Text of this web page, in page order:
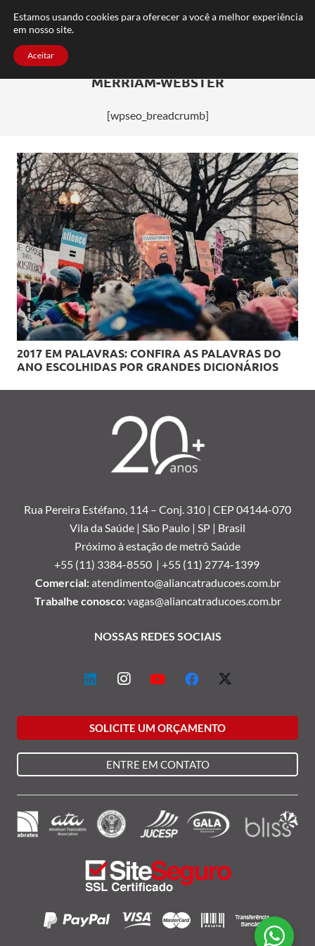
FAQ TRABALHE CONOSCO CONTATO
MERRIAM-WEBSTER
[wpseo_breadcrumb]
2017 EM PALAVRAS: CONFIRA AS PALAVRAS DO
ANO ESCOLHIDAS POR GRANDES DICIONÁRIOS
Rua Pereira Estéfano, 114 – Conj. 310 | CEP 04144-070
Vila da Saúde | São Paulo | SP | Brasil
Próximo à estação de metrô Saúde
+55 (11) 3384-8550 | +55 (11) 2774-1399
Comercial:atendimento@aliancatraducoes.com.br
Trabalhe conosco:vagas@aliancatraducoes.com.br
NOSSAS REDES SOCIAIS
SOLICITE UM ORÇAMENTO
ENTRE EM CONTATO
Estamos usando cookies para oferecer a você a melhor experiência
em nosso site.
Aceitar